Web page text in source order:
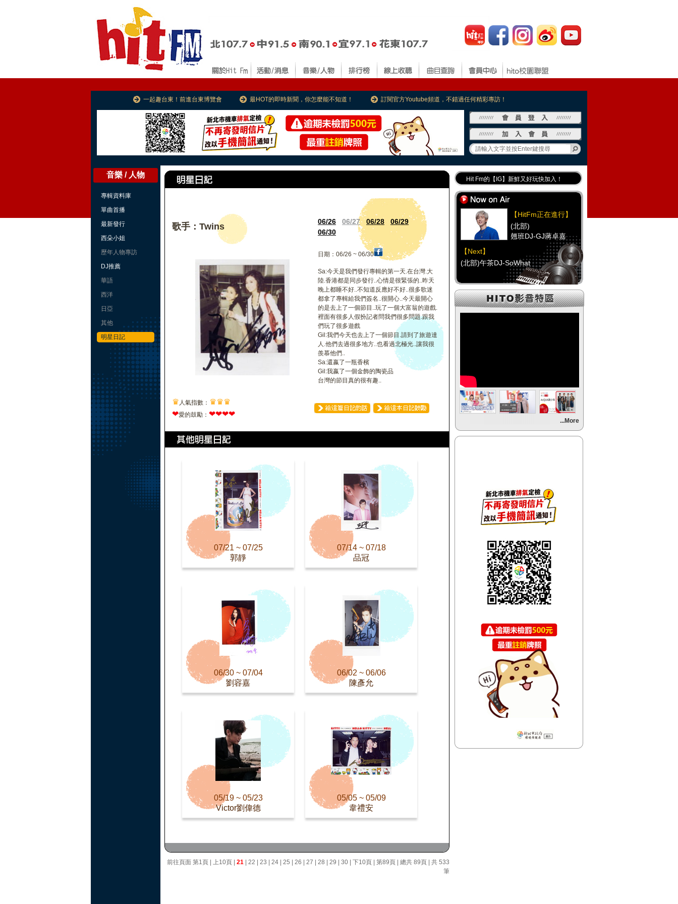
一起趣台東！前進台東博覽會 最HOT的即時新聞，你怎麼能不知道！ 訂閱官方Youtube頻道，不錯過任何精彩專訪！
音樂 / 人物
專輯資料庫
單曲首播
最新發行
西朵小姐
歷年人物專訪
DJ推薦
華語
西洋
日亞
其他
明星日記
歌手：Twins 06/26 06/27 06/28
06/29
06/30
日期：06/26 ~ 06/30
Sa:今天是我們發行專輯的第一天.在台灣.大
陸.香港都是同步發行..心情是很緊張的..昨天
晚上都睡不好..不知道反應好不好..很多歌迷
都拿了專輯給我們簽名..很開心..今天最開心
的是去上了一個節目..玩了一個大富翁的遊戲.
裡面有很多人假扮記者問我們很多問題.跟我
們玩了很多遊戲
Gil:我們今天也去上了一個節目.請到了旅遊達
人.他們去過很多地方..也看過北極光..讓我很
羨慕他們..
Sa:還嬴了一瓶香檳
Gil:我嬴了一個金飾的陶瓷品
台灣的節目真的很有趣..
♛ 人氣指數： ♛♛♛
❤愛的鼓勵： ❤❤❤❤
07/21 ~ 07/25
郭靜
07/14 ~ 07/18
品冠
06/30 ~ 07/04
劉容嘉
06/02 ~ 06/06
陳彥允
05/19 ~ 05/23
Victor劉偉德
05/05 ~ 05/09
韋禮安
前往頁面 第1頁 上10頁 21 22 23 24 25 26 27 28 29 30 下10頁 第89頁 | 總共 89頁 | 共 533
筆
Hit Fm的【IG】新鮮又好玩快加入！
Hit Fm【FB臉書粉絲團】等你加入！
最專業《DJ推薦》好音樂千萬別錯過！
好康報報 最新優惠訊息都在這！
【HitFm正在進行】
(北部)
翹班DJ-GJ蔣卓嘉
【Next】
(北部)午茶DJ-SoWhat
【HitFm正在進行】
(中部)
(南部)
午餐DJ-童童
【Next】
【Next】
(宜蘭)午茶DJ-SoWhat
(花東)
翹班DJ-GJ蔣卓嘉
【Next】
(花東)元氣音樂
...More